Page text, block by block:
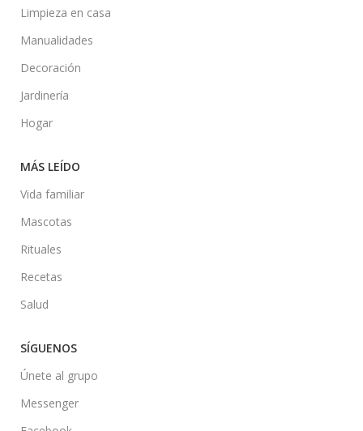
Limpieza en casa
Manualidades
Decoración
Jardinería
Hogar
MÁS LEÍDO
Vida familiar
Mascotas
Rituales
Recetas
Salud
SÍGUENOS
Únete al grupo
Messenger